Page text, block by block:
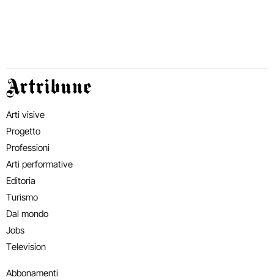
Artribune
Arti visive
Progetto
Professioni
Arti performative
Editoria
Turismo
Dal mondo
Jobs
Television
Abbonamenti